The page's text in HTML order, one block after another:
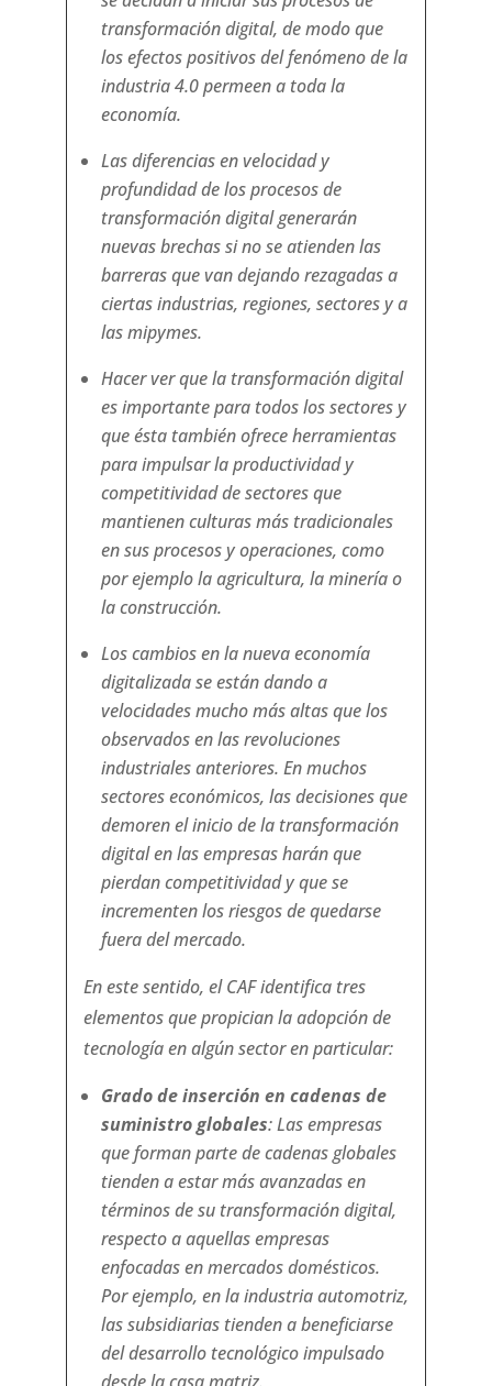
transformación digital, de modo que
los efectos positivos del fenómeno de la
industria 4.0 permeen a toda la
economía.
Las diferencias en velocidad y
profundidad de los procesos de
transformación digital generarán
nuevas brechas si no se atienden las
barreras que van dejando rezagadas a
ciertas industrias, regiones, sectores y a
las mipymes.
Hacer ver que la transformación digital
es importante para todos los sectores y
que ésta también ofrece herramientas
para impulsar la productividad y
competitividad de sectores que
mantienen culturas más tradicionales
en sus procesos y operaciones, como
por ejemplo la agricultura, la minería o
la construcción.
Los cambios en la nueva economía
digitalizada se están dando a
velocidades mucho más altas que los
observados en las revoluciones
industriales anteriores. En muchos
sectores económicos, las decisiones que
demoren el inicio de la transformación
digital en las empresas harán que
pierdan competitividad y que se
incrementen los riesgos de quedarse
fuera del mercado.
En este sentido, el CAF identifica tres
elementos que propician la adopción de
tecnología en algún sector en particular:
Grado de inserción en cadenas de
suministro globales: Las empresas
que forman parte de cadenas globales
tienden a estar más avanzadas en
términos de su transformación digital,
respecto a aquellas empresas
enfocadas en mercados domésticos.
Por ejemplo, en la industria automotriz,
las subsidiarias tienden a beneficiarse
del desarrollo tecnológico impulsado